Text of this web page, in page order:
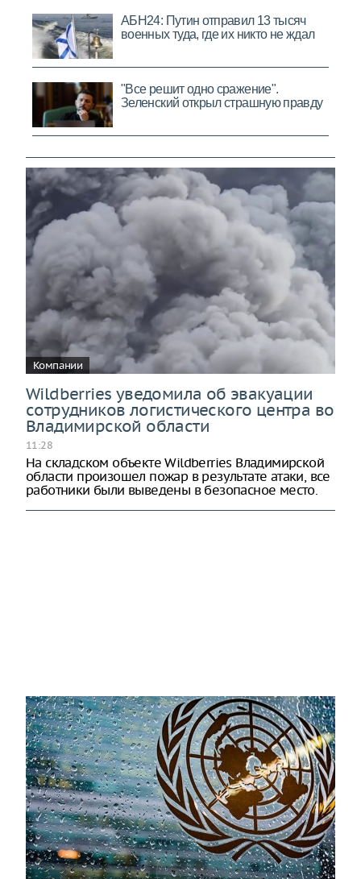
Компании
Wildberries уведомила об эвакуации
сотрудников логистического центра во
Владимирской области
11:28
На складском объекте Wildberries Владимирской
области произошел пожар в результате атаки, все
работники были выведены в безопасное место.